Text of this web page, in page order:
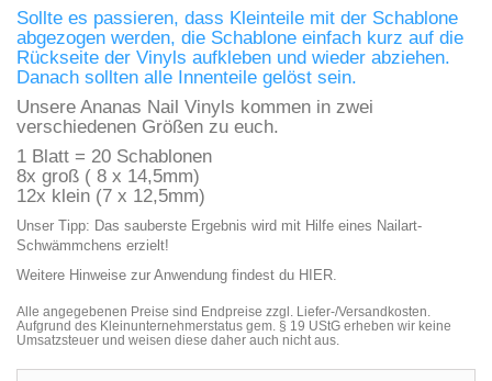
Sollte es passieren, dass Kleinteile mit der Schablone
abgezogen werden, die Schablone einfach kurz auf die
Rückseite der Vinyls aufkleben und wieder abziehen.
Danach sollten alle Innenteile gelöst sein.
Unsere Ananas Nail Vinyls kommen in zwei
verschiedenen Größen zu euch.
1 Blatt = 20 Schablonen
8x groß ( 8 x 14,5mm)
12x klein (7 x 12,5mm)
Unser Tipp: Das sauberste Ergebnis wird mit Hilfe eines Nailart-
Schwämmchens erzielt!
Weitere Hinweise zur Anwendung findest du HIER
Alle angegebenen Preise sind Endpreise zzgl. Liefer-/Versandkosten.
Aufgrund des Kleinunternehmerstatus gem. § 19 UStG erheben wir keine
Umsatzsteuer und weisen diese daher auch nicht aus.